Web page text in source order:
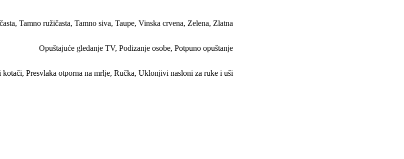
, Tamno ružičasta, Tamno siva, Taupe, Vinska crvena, Zelena, Zlatna
Opuštajuće gledanje TV, Podizanje osobe, Potpuno opuštanje
kotači, Presvlaka otporna na mrlje, Ručka, Uklonjivi nasloni za ruke i uši